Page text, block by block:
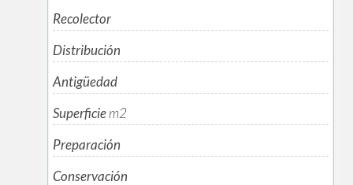
Recolector
Distribución
Antigüedad
Superficiem2
Preparación
Conservación